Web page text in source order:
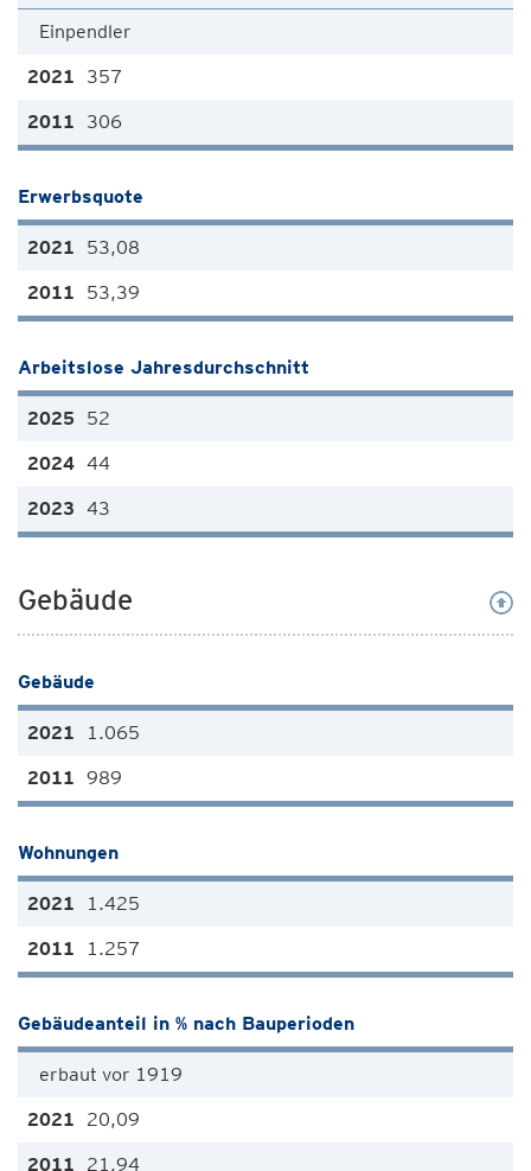
Einpendler
357
306
Erwerbsquote
53,08
53,39
Arbeitslose Jahresdurchschnitt
52
44
43
Gebäude
Gebäude
1.065
989
Wohnungen
1.425
1.257
Gebäudeanteil in % nach Bauperioden
erbaut vor 1919
20,09
21,94